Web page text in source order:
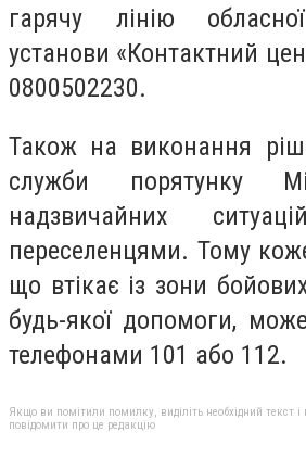
гарячу лінію
установи «Контактний
0800502230.
Також на виконання
служби порятунку
надзвичайних
переселенцями. Тому
що втікає із зони
будь-якої допомоги,
телефонами 101 або 112.
Якщо ви помітили помилку, виділіть необхідний текст
повідомити про це редакцію